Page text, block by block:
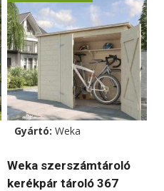
Gyártó: Weka
Weka szerszámtároló
kerékpár tároló 367